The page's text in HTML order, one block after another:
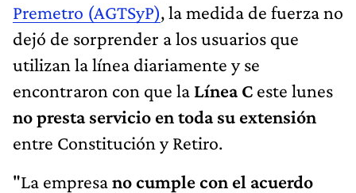
Premetro (AGTSyP), la medida de fuerza no
dejó de sorprender a los usuarios que
utilizan la línea diariamente y se
encontraron con que la Línea C este lunes
no presta servicio en toda su extensión
entre Constitución y Retiro.
"La empresano cumple con el acuerdo